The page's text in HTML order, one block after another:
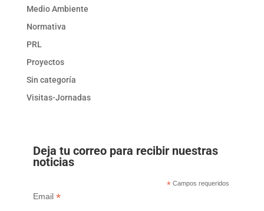
Medio Ambiente
Normativa
PRL
Proyectos
Sin categoría
Visitas-Jornadas
Deja tu correo para recibir nuestras
noticias
* Campos requeridos
Email *